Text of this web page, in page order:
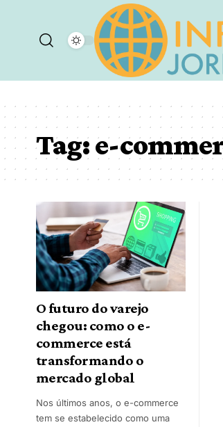
Tag:e-
O futuro do varejo
chegou: como o e-
commerce está
transformando o
mercado global
Nos últimos anos, o e-commerce
tem se estabelecido como uma